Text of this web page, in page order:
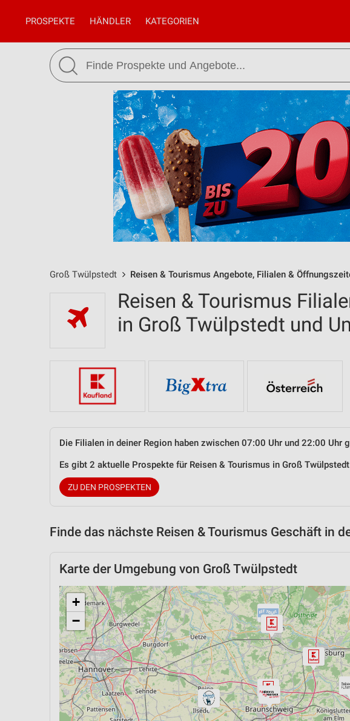
PROSPEKTE HÄNDLER KATEGORIEN
Groß Twülpstedt Reisen & Tourismus Angebote, Filialen &
Reisen & Tourismus
in Groß Twülpstedt und
Die Filialen in deiner Region haben zwischen 07:00 Uhr und 22:00 Uhr
Es gibt 2 aktuelle Prospekte für Reisen & Tourismus in Groß
ZU DEN PROSPEKTEN
Finde das nächste Reisen & Tourismus Geschäft in
Karte der Umgebung von Groß Twülpstedt
+
−